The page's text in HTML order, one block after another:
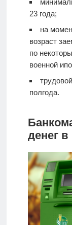
23 года;
на
возраст
по
военной
полгода.
денег